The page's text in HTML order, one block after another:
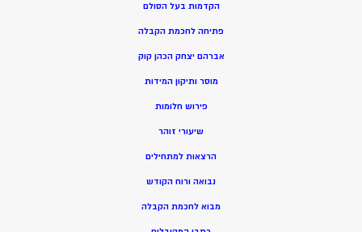
הקדמות בעל הסולם
פתיחה לחכמת הקבלה
אברהם יצחק הכהן קוק
מוסר ותיקון המידות
פירוש חלומות
שיעורי זוהר
הרצאות למתחילים
נבואה ורוח הקודש
מבוא לחכמת הקבלה